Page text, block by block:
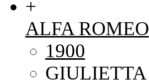
+
ALFA ROMEO
1900
GIULIETTA